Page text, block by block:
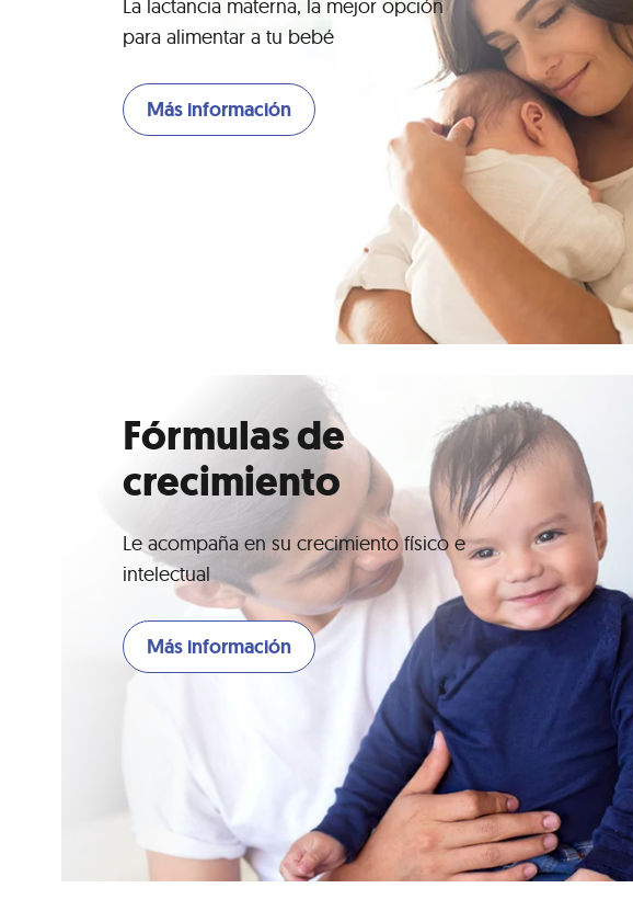
La lactancia materna, la mejor opción
para alimentar a tu bebé
Más información
Fórmulas de
crecimiento
Le acompaña en su crecimiento físico e
intelectual
Más información